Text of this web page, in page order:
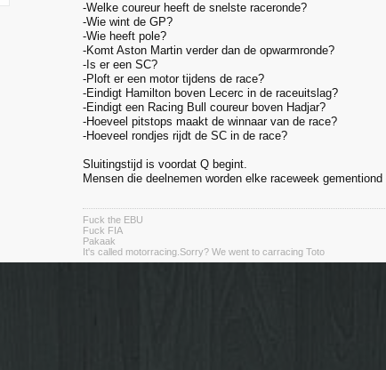
-Welke coureur heeft de snelste raceronde?
-Wie wint de GP?
-Wie heeft pole?
-Komt Aston Martin verder dan de opwarmronde?
-Is er een SC?
-Ploft er een motor tijdens de race?
-Eindigt Hamilton boven Lecerc in de raceuitslag?
-Eindigt een Racing Bull coureur boven Hadjar?
-Hoeveel pitstops maakt de winnaar van de race?
-Hoeveel rondjes rijdt de SC in de race?
Sluitingstijd is voordat Q begint.
Mensen die deelnemen worden elke raceweek gementiond
Fuck the EBU
Fuck FIA
Pakaak
It's called motorracing.Sorry? We went to carracing Toto